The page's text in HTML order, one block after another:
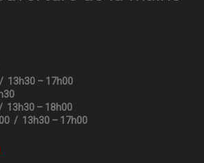
13h30 – 17h00
13h30 – 18h00
/ 13h30 – 17h00